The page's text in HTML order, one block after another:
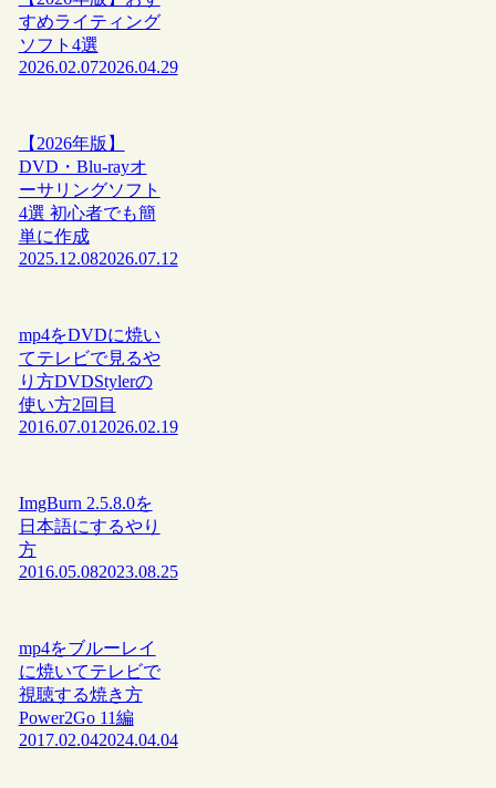
すめライティング
ソフト4選
2026.02.072026.04.29
【2026年版】
DVD・Blu-rayオ
ーサリングソフト
4選 初心者でも簡
単に作成
2025.12.082026.07.12
mp4をDVDに焼い
てテレビで見るや
り方DVDStylerの
使い方2回目
2016.07.01 2026.02.19
ImgBurn 2.5.8.0を
日本語にするやり
方
2016.05.082023.08.25
mp4をブルーレイ
に焼いてテレビで
視聴する焼き方
Power2Go 11編
2017.02.042024.04.04